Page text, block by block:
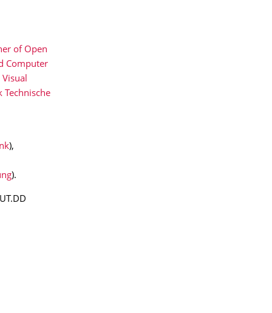
of Open
Computer
Visual
Technische
),
).